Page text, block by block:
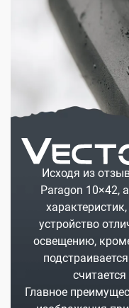
Исходя из
Paragon 10×42,
устройство
освещению,
Главное